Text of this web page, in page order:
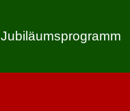
Jubiläumsprogramm